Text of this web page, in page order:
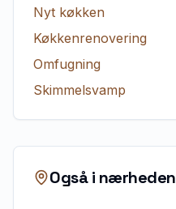
Nyt køkken
Køkkenrenovering
Omfugning
Skimmelsvamp
Også i nærheden